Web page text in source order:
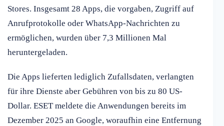
Stores. Insgesamt 28 Apps, die vorgaben, Zugriff auf
Anrufprotokolle oder WhatsApp-Nachrichten zu
ermöglichen, wurden über 7,3 Millionen Mal
heruntergeladen.
Die Apps lieferten lediglich Zufallsdaten, verlangten
für ihre Dienste aber Gebühren von bis zu 80 US-
Dollar. ESET meldete die Anwendungen bereits im
Dezember 2025 an Google, woraufhin eine Entfernung